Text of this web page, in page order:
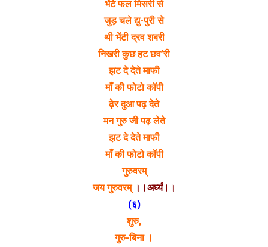
भेंटे फल मिसरी से
जुड़ चले द्यु-पुरी से
थी भेंटी द्रव शबरी
निखरी कुछ हट छव’री
झट दे देते माफी
माँ की फोटो कॉपी
ढ़ेर दुआ पढ़ देते
मन गुरु जी पढ़ लेते
झट दे देते माफी
माँ की फोटो कॉपी
गुरुवरम्
जय गुरुवरम्।।अर्घ्यं।।
(६)
शुरु,
गुरु-बिना ।